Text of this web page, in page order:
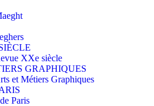
XXe siècle
GRAPHIQUES
et Métiers Graphiques
Paris